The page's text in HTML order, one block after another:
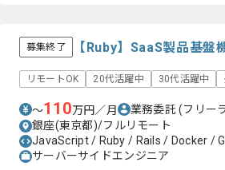
募集終了 【Ruby】SaaS製品基
リモートOK 20代活躍中 30代活躍中
〜110万円／月 業務委託(フリー
銀座(東京都)/フルリモート
JavaScript / Ruby / Rails / Docker /
サーバーサイドエンジニア